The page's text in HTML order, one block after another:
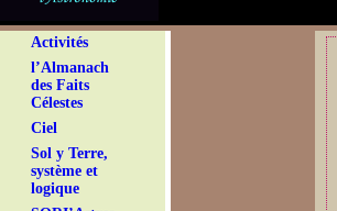
Activités
l’Almanach
des Faits
Célestes
Ciel
Sol y Terre,
système et
logique